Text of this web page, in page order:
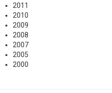
2011
2010
2009
2008
2007
2005
2000